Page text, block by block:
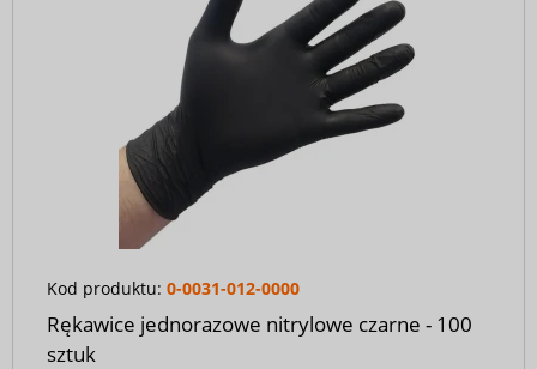
Kod produktu: 0-0031-012-0000
Rękawice jednorazowe nitrylowe czarne - 100
sztuk